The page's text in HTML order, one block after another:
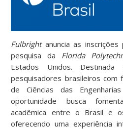
Fulbrightanuncia as inscrições
pesquisa da Florida
Estados Unidos.
pesquisadores brasileiros com
de Ciências das
oportunidade busca
acadêmica entre o Brasil e
oferecendo uma experiência